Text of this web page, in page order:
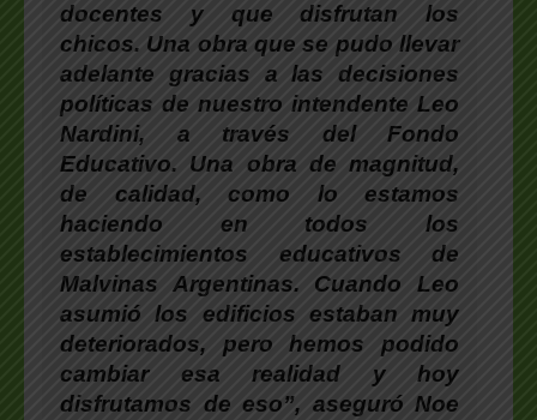
docentes y que disfrutan los
chicos. Una obra que se pudo llevar
adelante gracias a las decisiones
políticas de nuestro intendente Leo
Nardini, a través del Fondo
Educativo. Una obra de magnitud,
de calidad, como lo estamos
haciendo en todos los
establecimientos educativos de
Malvinas Argentinas. Cuando Leo
asumió los edificios estaban muy
deteriorados, pero hemos podido
cambiar esa realidad y hoy
disfrutamos de eso”, aseguró Noe